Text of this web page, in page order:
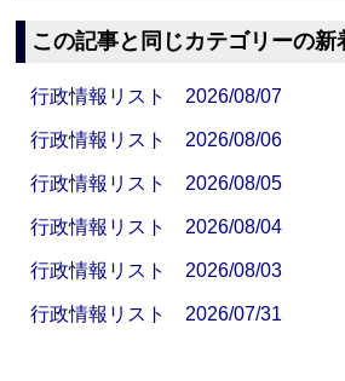
この記事と同じカテゴリーの新
行政情報リスト 2026/08/07
行政情報リスト 2026/08/06
行政情報リスト 2026/08/05
行政情報リスト 2026/08/04
行政情報リスト 2026/08/03
行政情報リスト 2026/07/31